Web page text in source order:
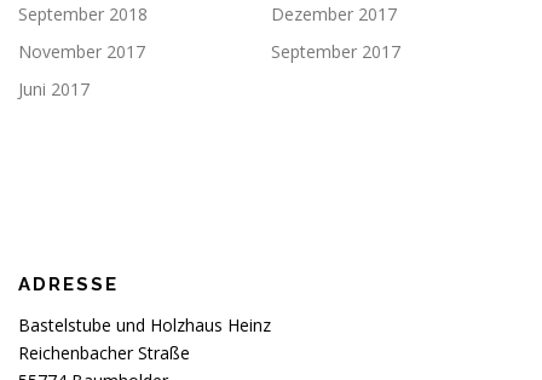
September 2018
Dezember 2017
November 2017
September 2017
Juni 2017
ADRESSE
Bastelstube und Holzhaus Heinz
Reichenbacher Straße